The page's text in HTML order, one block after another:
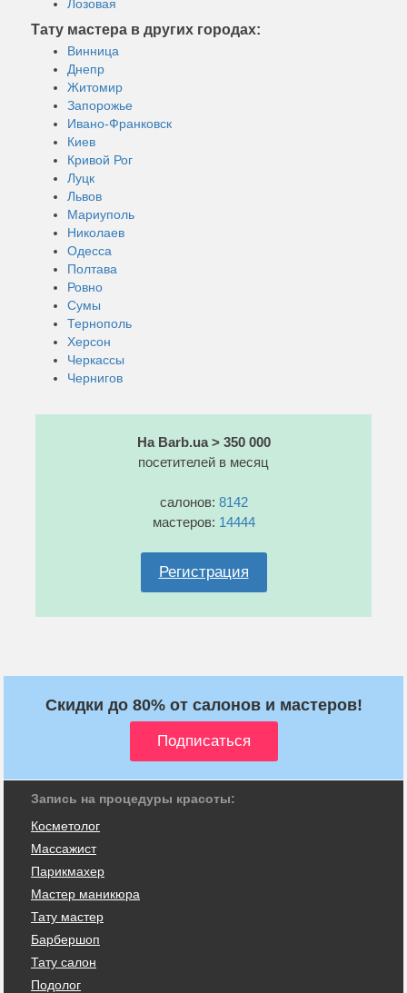
Лозовая
Тату мастера в других городах:
Винница
Днепр
Житомир
Запорожье
Ивано-Франковск
Киев
Кривой Рог
Луцк
Львов
Мариуполь
Николаев
Одесса
Полтава
Ровно
Сумы
Тернополь
Херсон
Черкассы
Чернигов
На Barb.ua > 350 000
посетителей в месяц
салонов: 8142
мастеров: 14444
Регистрация
Скидки до 80% от салонов и мастеров!
Запись на процедуры красоты:
Косметолог
Массажист
Парикмахер
Мастер маникюра
Тату мастер
Барбершоп
Тату салон
Подолог